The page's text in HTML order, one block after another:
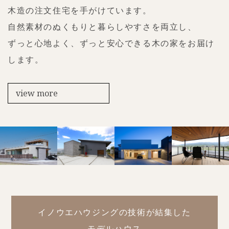
木造の注文住宅を手がけています。
自然素材のぬくもりと暮らしやすさを両立し、
ずっと心地よく、ずっと安心できる木の家をお届け
します。
view more
イノウエハウジングの技術が結集した